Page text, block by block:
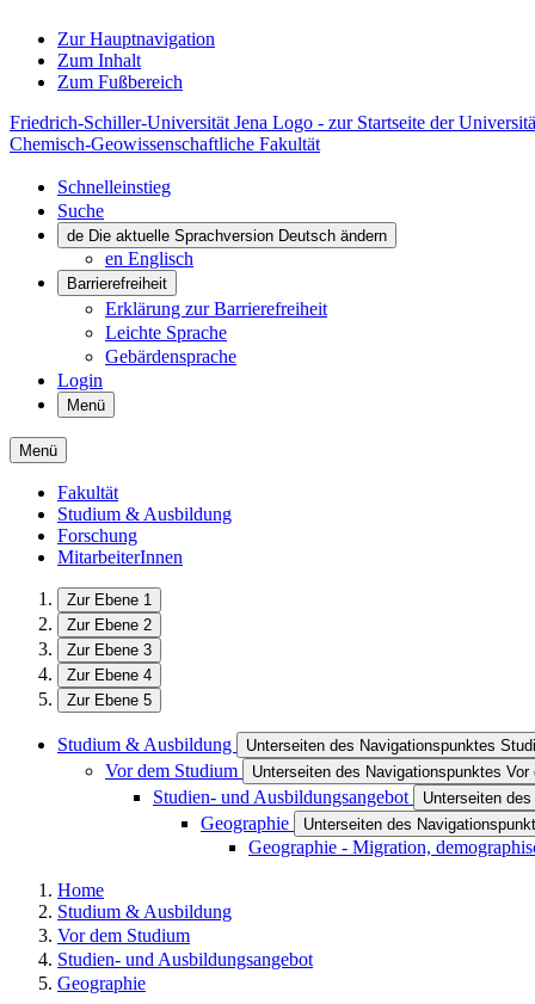
Zur Hauptnavigation
Zum Inhalt
Zum Fußbereich
Friedrich-Schiller-Universität Jena Logo - zur Startseite der
Chemisch-Geowissenschaftliche Fakultät
Schnelleinstieg
Suche
de Die aktuelle Sprachversion Deutsch ändern
en Englisch
Barrierefreiheit
Erklärung zur Barrierefreiheit
Leichte Sprache
Gebärdensprache
Login
Menü
Menü
Fakultät
Studium & Ausbildung
Forschung
MitarbeiterInnen
Zur Ebene 1
Zur Ebene 2
Zur Ebene 3
Zur Ebene 4
Zur Ebene 5
Studium & Ausbildung Unterseiten des Navigationspunktes
Vor dem Studium Unterseiten des Navigationspunktes Vor
Studien- und Ausbildungsangebot Unterseiten
Geographie Unterseiten des
Geographie - Migration,
Home
Studium & Ausbildung
Vor dem Studium
Studien- und Ausbildungsangebot
Geographie